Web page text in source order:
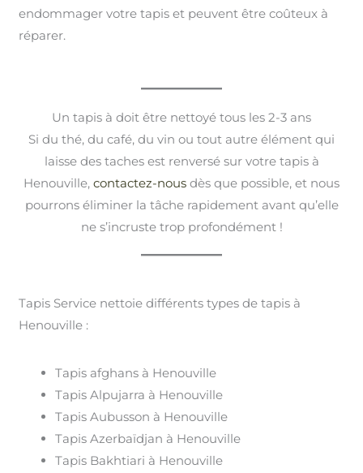
endommager votre tapis et peuvent être coûteux à
réparer.
Un tapis à doit être nettoyé tous les 2-3 ans
Si du thé, du café, du vin ou tout autre élément qui
laisse des taches est renversé sur votre tapis à
Henouville, contactez-nous dès que possible, et nous
pourrons éliminer la tâche rapidement avant qu’elle
ne s’incruste trop profondément !
Tapis Service nettoie différents types de tapis à
Henouville :
Tapis afghans à Henouville
Tapis Alpujarra à Henouville
Tapis Aubusson à Henouville
Tapis Azerbaïdjan à Henouville
Tapis Bakhtiari à Henouville